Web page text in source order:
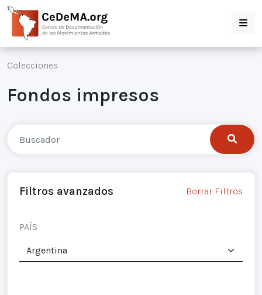
Colecciones
Fondos impresos
Filtros avanzados Borrar Filtros
PAÍS